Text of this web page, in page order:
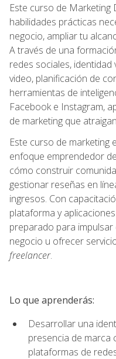
Este curso de Marketing
habilidades prácticas
negocio, ampliar tu
A través de una
redes sociales,
video, planificación de
herramientas de
Facebook e Instagram,
de marketing que
Este curso de marketing
enfoque emprendedor
cómo construir
gestionar reseñas en
ingresos. Con
plataforma y
preparado para
negocio u ofrecer
freelancer.
Lo que aprenderás:
Desarrollar una
presencia de marca
plataformas de